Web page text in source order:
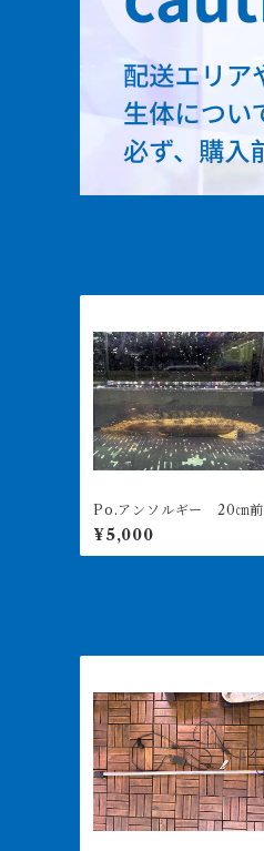
Po.アンソルギー 20㎝前
後 買取個体
¥5,000